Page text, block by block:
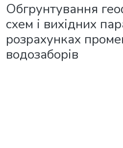
Обгрунтування
схем і вихідних
розрахунках
водозаборів